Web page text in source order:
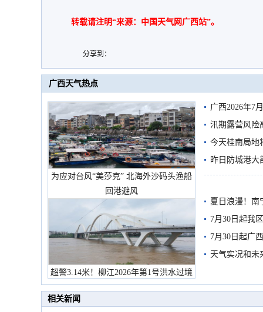
转载请注明“来源：中国天气网广西站”。
分享到：
广西天气热点
为应对台风“美莎克” 北海外沙码头渔船
回港避风
超警3.14米！柳江2026年第1号洪水过境
市民在堤岸见证汛况
广西2026年7
汛期露营风险
今天桂南局地
需继续防范
昨日防城港大
雨
夏日浪漫！南
7月30日起我
7月30日起广
天气实况和未
相关新闻